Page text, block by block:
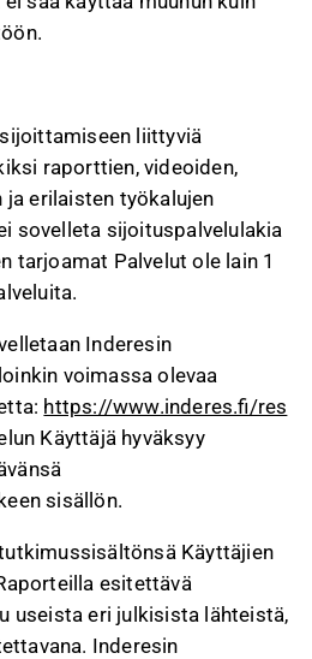
liittyviä
raporttien, videoiden,
ja erilaisten työkalujen
sovelleta sijoituspalvelulakia
tarjoamat Palvelut ole lain 1
Inderesin
voimassa olevaa
https://www.inderes.fi/res
Käyttäjä hyväksyy
sisällön.
Käyttäjien
esitettävä
useista eri julkisista lähteistä,
Inderesin